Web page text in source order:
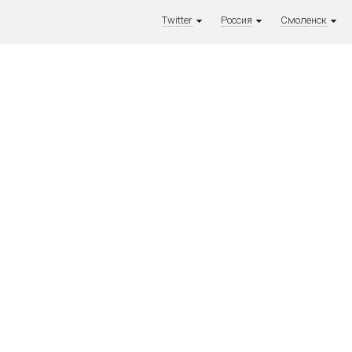
Смоленск
Россия
Twitter